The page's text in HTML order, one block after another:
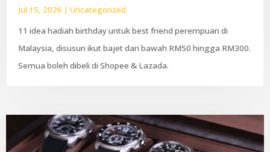
Jul 15, 2026 |Uncategorized
11 idea hadiah birthday untuk best friend perempuan di
Malaysia, disusun ikut bajet dari bawah RM50 hingga RM300.
Semua boleh dibeli di Shopee & Lazada.